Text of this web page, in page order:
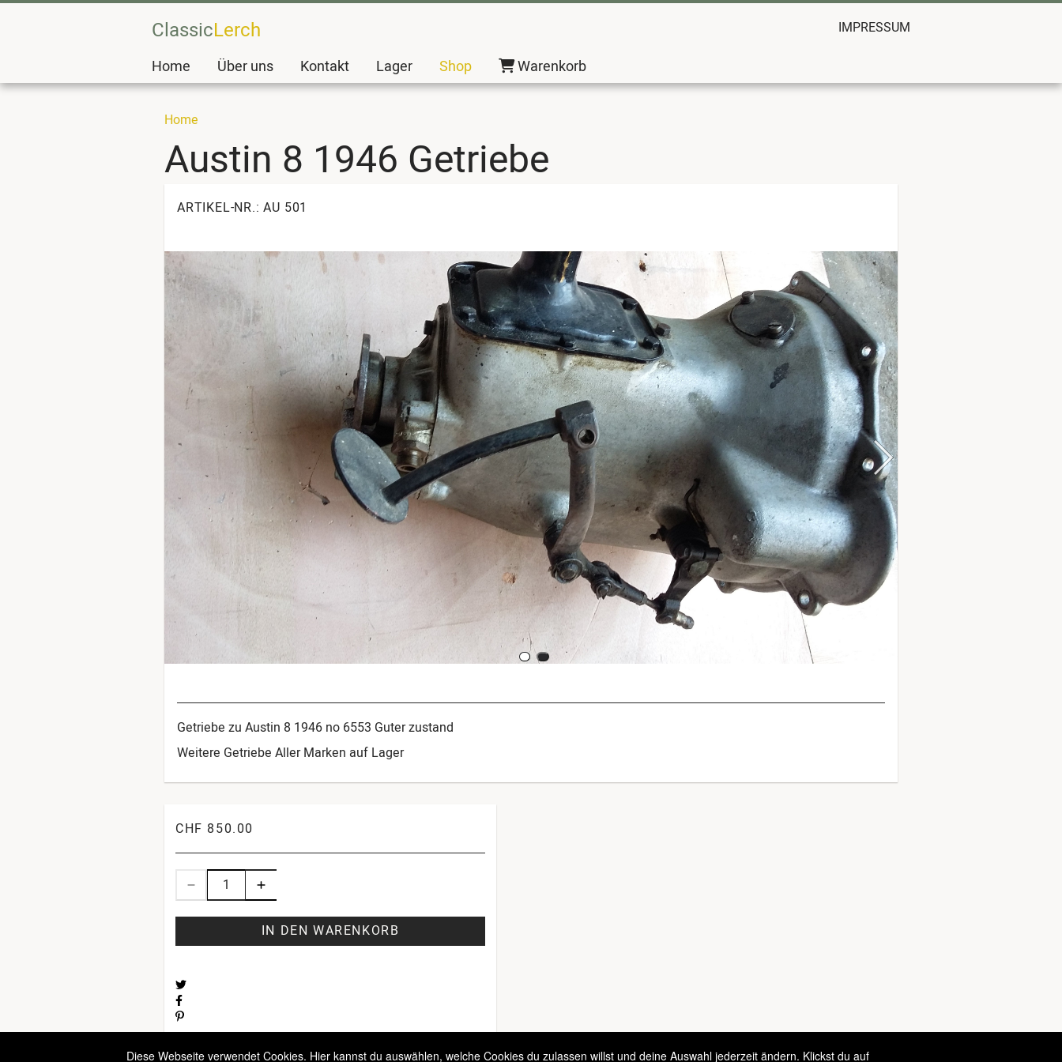
ClassicLerch IMPRESSUM
Home Über uns Kontakt Lager Shop Warenkorb
Home
Austin 8 1946 Getriebe
ARTIKEL-NR.: AU 501
Getriebe zu Austin 8 1946 no 6553 Guter zustand
Weitere Getriebe Aller Marken auf Lager
CHF 850.00
IN DEN WARENKORB
Diese Webseite verwendet Cookies. Hier kannst du auswählen, welche Cookies du zulassen willst und deine Auswahl jederzeit ändern. Klickst du auf